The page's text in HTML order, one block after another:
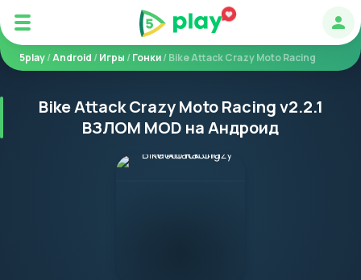
5play/Android /Игры /Гонки/ Bike Attack Crazy Moto Racing
Bike Attack Crazy Moto Racing v2.2.1
ВЗЛОМ MOD на Андроид